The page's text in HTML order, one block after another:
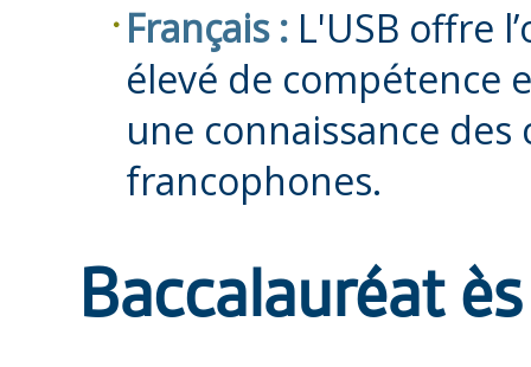
Français : L'USB offre
élevé de compétence
une connaissance
francophones.
Baccalauréat